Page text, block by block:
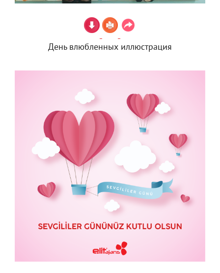
День влюбленных иллюстрация